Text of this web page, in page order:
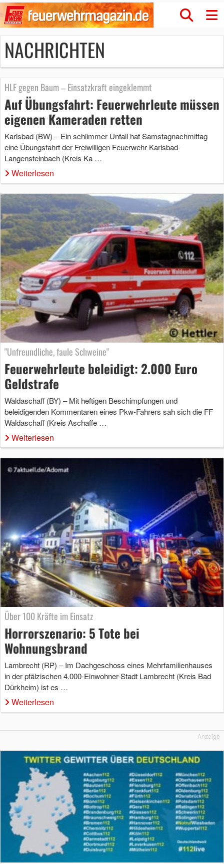
NACHRICHTEN
HLF gegen Baum – Einsatzkraft eingeklemmt
Auf Übungsfahrt: Feuerwehrleute müssen
eigenen Kameraden retten
Karlsbad (BW) – Ein schlimmer Unfall hat Samstagnachmittag
eine Übungsfahrt der Freiwilligen Feuerwehr Karlsbad-
Langensteinbach (Kreis Ka …
Weiterlesen
"Unfreundliche, faule Schweine"
Feuerwehrleute beleidigt: 2.000 Euro
Geldstrafe
Waldaschaff (BY) – Mit heftigen Beschimpfungen und
beleidigenden Kommentaren eines Pkw-Fahrers sah sich die FF
Waldaschaff (Kreis Aschaffe …
Weiterlesen
Über 100 Kräfte im Einsatz
Horrorszenario: 5 Tote bei
Wohnungsbrand
Lambrecht (RP) – Im Dachgeschoss eines Mehrfamilienhauses
in der pfälzischen 4.000-Einwohner-Stadt Lambrecht (Kreis Bad
Dürkheim) ist es …
Weiterlesen
Anzeige